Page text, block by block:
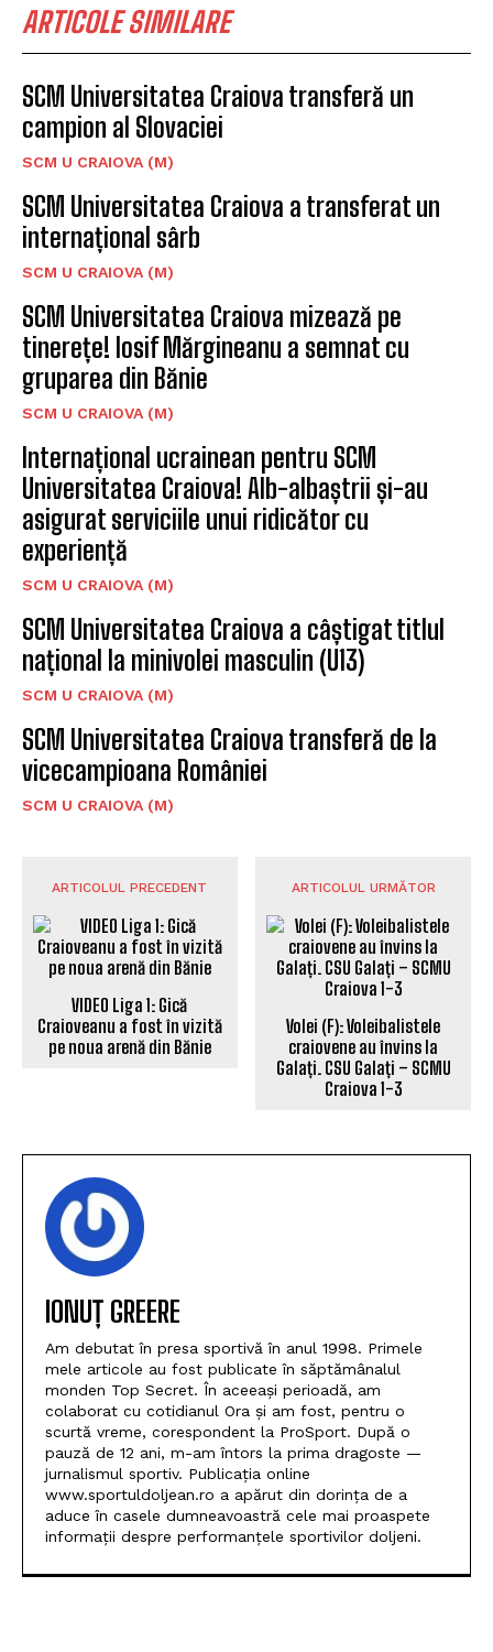
ARTICOLE SIMILARE
SCM Universitatea Craiova transferă un
campion al Slovaciei
SCM U CRAIOVA (M)
SCM Universitatea Craiova a transferat un
internațional sârb
SCM U CRAIOVA (M)
SCM Universitatea Craiova mizează pe
tinerețe! Iosif Mărgineanu a semnat cu
gruparea din Bănie
SCM U CRAIOVA (M)
Internațional ucrainean pentru SCM
Universitatea Craiova! Alb-albaștrii și-au
asigurat serviciile unui ridicător cu
experiență
SCM U CRAIOVA (M)
SCM Universitatea Craiova a câștigat titlul
național la minivolei masculin (U13)
SCM U CRAIOVA (M)
SCM Universitatea Craiova transferă de la
vicecampioana României
SCM U CRAIOVA (M)
ARTICOLUL PRECEDENT
VIDEO Liga 1: Gică
Craioveanu a fost în vizită
pe noua arenă din Bănie
ARTICOLUL URMĂTOR
Volei (F): Voleibalistele
craiovene au învins la
Galați. CSU Galați – SCMU
Craiova 1-3
IONUȚ GREERE
Am debutat în presa sportivă în anul 1998. Primele
mele articole au fost publicate în săptămânalul
monden Top Secret. În aceeași perioadă, am
colaborat cu cotidianul Ora și am fost, pentru o
scurtă vreme, corespondent la ProSport. După o
pauză de 12 ani, m-am întors la prima dragoste —
jurnalismul sportiv. Publicația online
www.sportuldoljean.ro a apărut din dorința de a
aduce în casele dumneavoastră cele mai proaspete
informații despre performanțele sportivilor doljeni.